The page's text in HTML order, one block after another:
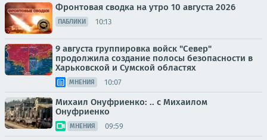
Фронтовая сводка на утро 10 августа 2026
ПАБЛИКИ 10:13
9 августа группировка войск "Север"
продолжила создание полосы безопасности в
Харьковской и Сумской областях
МНЕНИЯ 10:07
Михаил Онуфриенко: .. с Михаилом
Онуфриенко
МНЕНИЯ 09:59